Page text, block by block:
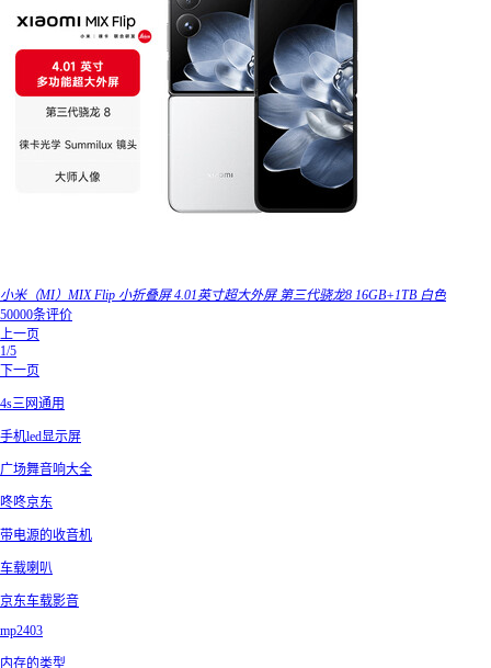
小米（MI）MIX Flip 小折叠屏 4.01英寸超大外屏 第三代骁龙8 16GB+1TB 白色
50000条评价
上一页
1/5
下一页
4s三网通用
手机led显示屏
广场舞音响大全
咚咚京东
带电源的收音机
车载喇叭
京东车载影音
mp2403
内存的类型